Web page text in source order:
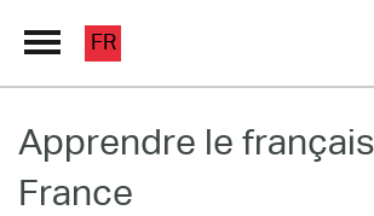
Grand Répertoire
Immersion France
FR
Apprendre le
France